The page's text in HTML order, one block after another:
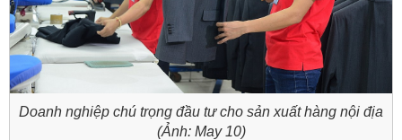
Doanh nghiệp chú trọng đầu tư cho sản xuất hàng nội địa
(Ảnh: May 10)